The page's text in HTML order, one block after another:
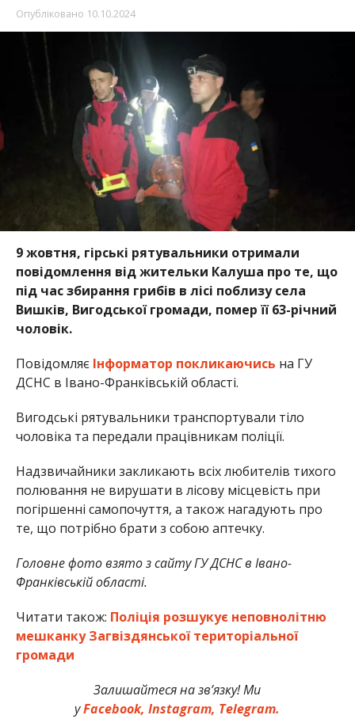
Опубліковано 10.10.2024
9 жовтня, гірські рятувальники отримали
повідомлення від жительки Калуша про те, що
під час збирання грибів в лісі поблизу села
Вишків, Вигодської громади, помер її 63-річний
чоловік.
Повідомляє Інформатор покликаючись на ГУ
ДСНС в Івано-Франківській області.
Вигодські рятувальники транспортували тіло
чоловіка та передали працівникам поліції.
Надзвичайники закликають всіх любителів тихого
полювання не вирушати в лісову місцевість при
погіршенні самопочуття, а також нагадують про
те, що потрібно брати з собою аптечку.
Головне фото взято з сайту ГУ ДСНС в Івано-
Франківській області.
Читати також: Поліція розшукує неповнолітню
мешканку Загвіздянської територіальної
громади
Залишайтеся на зв’язку! Ми
уFacebook, Instagram, Telegram.